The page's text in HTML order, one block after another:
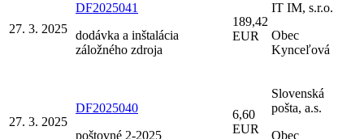
27. 3. 2025
DF2025041
dodávka a inštalácia
záložného zdroja
189,42
EUR
IT IM, s.r.o.
Obec
Kynceľová
27. 3. 2025
DF2025040
poštovné 2-2025
6,60
EUR
Slovenská
pošta, a.s.
Obec